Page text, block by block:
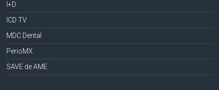
I+D
ICD TV
MDC Dental
PerioMX
SAVE de AME